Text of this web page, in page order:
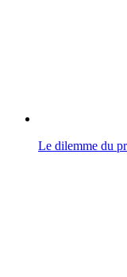
Le dilemme du